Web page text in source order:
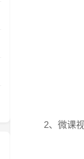
2、微课